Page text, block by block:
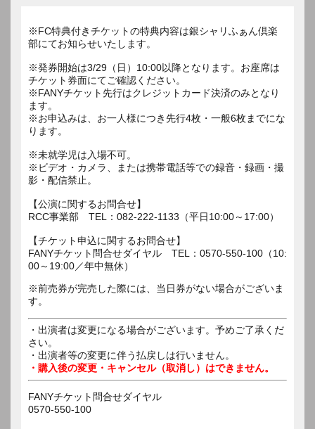
※FC特典付きチケットの特典内容は銀シャリふぁん倶楽
部にてお知らせいたします。
※発券開始は3/29（日）10:00以降となります。お座席は
チケット券面にてご確認ください。
※FANYチケット先行はクレジットカード決済のみとなり
ます。
※お申込みは、お一人様につき先行4枚・一般6枚までにな
ります。
※未就学児は入場不可。
※ビデオ・カメラ、または携帯電話等での録音・録画・撮
影・配信禁止。
【公演に関するお問合せ】
RCC事業部 TEL：082-222-1133（平日10:00～17:00）
【チケット申込に関するお問合せ】
FANYチケット問合せダイヤル TEL：0570-550-100（10:
00～19:00／年中無休）
※前売券が完売した際には、当日券がない場合がございま
す。
・出演者は変更になる場合がございます。予めご了承くだ
さい。
・出演者等の変更に伴う払戻しは行いません。
・購入後の変更・キャンセル（取消し）はできません。
FANYチケット問合せダイヤル
0570-550-100